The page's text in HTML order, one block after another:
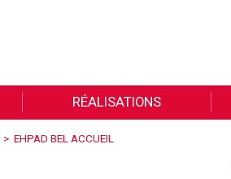
RÉALISATIONS
EHPAD BEL ACCUEIL